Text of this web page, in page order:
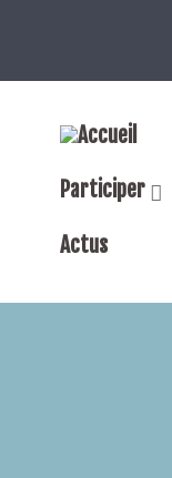
Participer
Actus